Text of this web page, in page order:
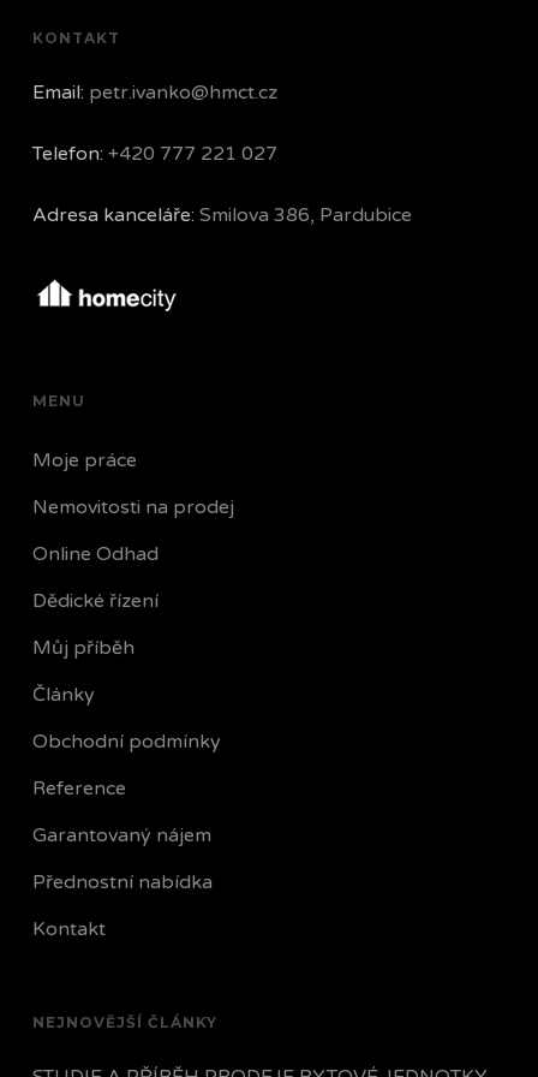
KONTAKT
Email: petr.ivanko@hmct.cz
Telefon: +420 777 221 027
Adresa kanceláře: Smilova 386, Pardubice
MENU
Moje práce
Nemovitosti na prodej
Online Odhad
Dědické řízení
Můj příběh
Články
Obchodní podmínky
Reference
Garantovaný nájem
Přednostní nabídka
Kontakt
NEJNOVĚJŠÍ ČLÁNKY